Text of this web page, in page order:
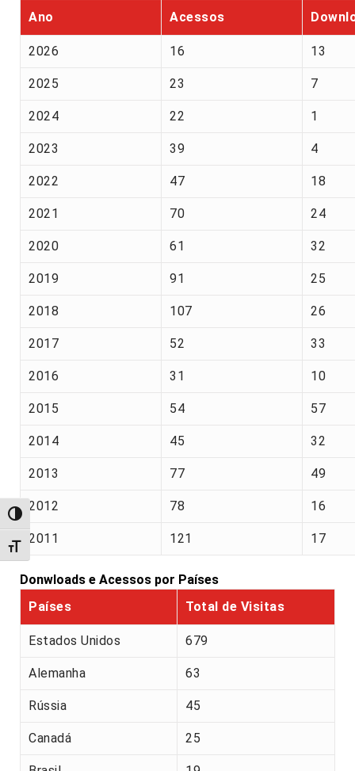
Alternar alto contraste
Alternar tamanho da fonte
Ano Acessos
2026 16 13
2025 23 7
2024 22 1
2023 39 4
2022 47 18
2021 70 24
2020 61 32
2019 91 25
2018 107 26
2017 52 33
2016 31 10
2015 54 57
2014 45 32
2013 77 49
2012 78 16
2011 121 17
Donwloads e Acessos por Países
Países
Total de Visitas
Estados Unidos 679
Alemanha 63
Rússia 45
Canadá 25